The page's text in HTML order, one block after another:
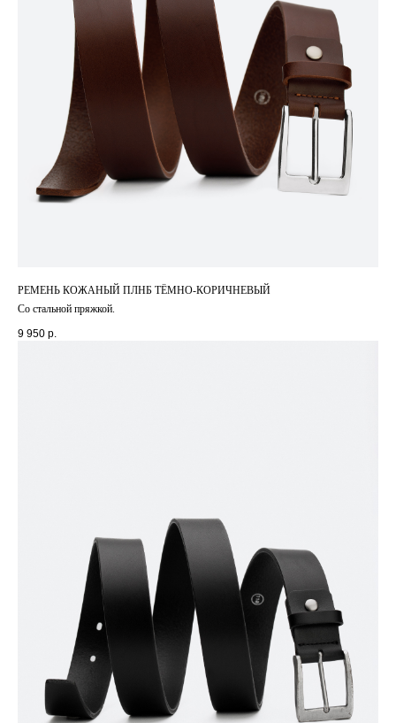
РЕМЕНЬ КОЖАНЫЙ ПЛНБ ТЁМНО-КОРИЧНЕВЫЙ
Со стальной пряжкой.
9 950 р.